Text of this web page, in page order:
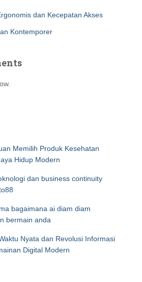
dan Kecepatan Akses
Kontemporer
Memilih Produk Kesehatan
Hidup Modern
dan business continuity
bagaimana ai diam diam
bermain anda
Nyata dan Revolusi Informasi
Digital Modern